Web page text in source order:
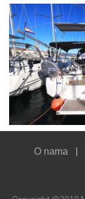
PERSON
2021 3
O nama